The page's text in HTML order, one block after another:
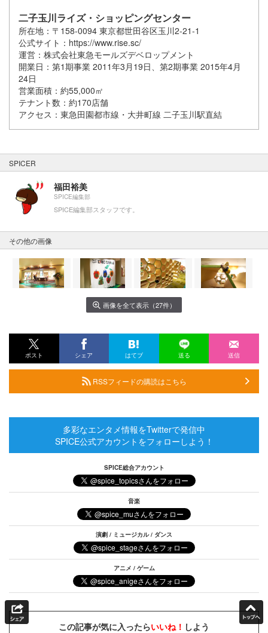
二子玉川ライズ・ショッピングセンター
所在地：〒158-0094 東京都世田谷区玉川2-21-1
公式サイト：https://www.rise.sc/
運営：株式会社東急モールズデベロップメント
開業日：第1期事業 2011年3月19日、第2期事業 2015年4月
24日
営業面積：約55,000㎡
テナント数：約170店舗
アクセス：東急田園都市線・大井町線 二子玉川駅直結
SPICER
福田裕美
SPICE編集部
SPICE編集部スタッフです。
その他の画像
画像を全て表示（27件）
ポスト シェア はてブ 送る 送信
RSSフィードの購読はこちら
多彩なエンタメ情報をTwitterで発信中
SPICE公式アカウントをフォローしよう！
SPICE総合アカウント
音楽
演劇 / ミュージカル / ダンス
アニメ / ゲーム
この記事が気に入ったらいいね！ しよう